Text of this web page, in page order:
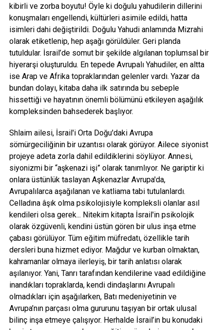
kibirli ve zorba boyutu! Öyle ki doğulu yahudilerin dillerini
konuşmaları engellendi, kültürleri asimile edildi, hatta
isimleri dahi değiştirildi. Doğulu Yahudi anlamında Mizrahi
olarak etiketlenip, hep aşağı görüldüler. Geri planda
tutuldular. İsrail’de somut bir şekilde algılanan toplumsal bir
hiyerarşi oluşturuldu. En tepede Avrupalı Yahudiler, en altta
ise Arap ve Afrika topraklarından gelenler vardı. Yazar da
bundan dolayı, kitaba daha ilk satırında bu sebeple
hissettiği ve hayatının önemli bölümünü etkileyen aşağılık
kompleksinden bahsederek başlıyor.
Shlaim ailesi, İsrail'i Orta Doğu'daki Avrupa
sömürgeciliğinin bir uzantısı olarak görüyor. Ailece siyonist
projeye adeta zorla dahil edildiklerini söylüyor. Annesi,
siyonizmi bir “aşkenazi işi” olarak tanımlıyor. Ne gariptir ki
onlara üstünlük taslayan Aşkenazlar Avrupa'da,
Avrupalılarca aşağılanan ve katliama tabi tutulanlardı.
Celladına âşık olma psikolojisiyle kompleksli olanlar asıl
kendileri olsa gerek... Nitekim kitapta İsrail'in psikolojik
olarak özgüvenli, kendini üstün gören bir ulus inşa etme
çabası görülüyor. Tüm eğitim müfredatı, özellikle tarih
dersleri buna hizmet ediyor. Mağdur ve kurban olmaktan,
kahramanlar olmaya ilerleyiş, bir tarih anlatısı olarak
aşılanıyor. Yani, Tanrı tarafından kendilerine vaad edildiğine
inandıkları topraklarda, kendi dindaşlarını Avrupalı
olmadıkları için aşağılarken, Batı medeniyetinin ve
Avrupa’nın parçası olma gururunu taşıyan bir ortak ulusal
bilinç inşa etmeye çalışıyor. Herhalde İsrail’in bu konudaki